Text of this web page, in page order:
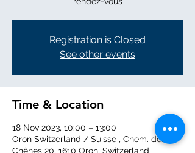
Registration is Closed
See other events
Time & Location
18 Nov 2023, 10:00 – 13:00
Oron Switzerland / Suisse , Chem. des
Chênes 20, 1610 Oron, Switzerland